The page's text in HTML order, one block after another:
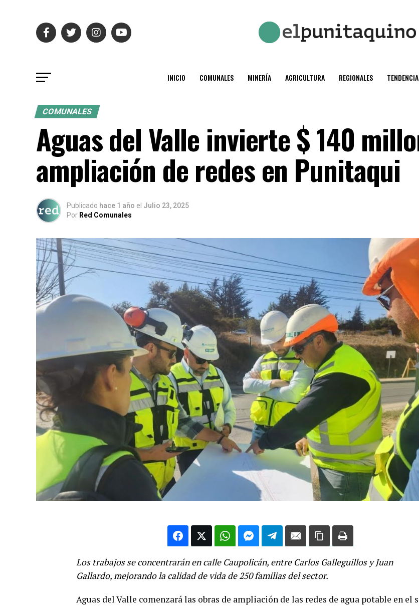
INICIO COMUNALES MINERÍA AGRICULTURA REGIONALES
COMUNALES
Aguas del Valle invierte $ 140
ampliación de redes en Punitaqui
Publicado hace 1 año el Julio 23, 2025
Por Red Comunales
Los trabajos se concentrarán en calle Caupolicán, entre Carlos Galleguillos y Juan
Gallardo, mejorando la calidad de vida de 250 familias del sector.
Aguas del Valle comenzará las obras de ampliación de las redes de agua potable en el